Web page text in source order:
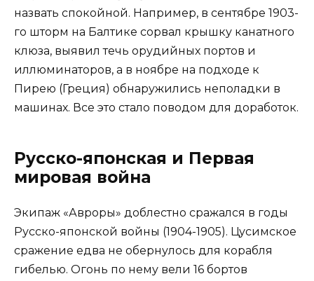
назвать спокойной. Например, в сентябре 1903-
го шторм на Балтике сорвал крышку канатного
клюза, выявил течь орудийных портов и
иллюминаторов, а в ноябре на подходе к
Пирею (Греция) обнаружились неполадки в
машинах. Все это стало поводом для доработок.
Русско-японская и Первая
мировая война
Экипаж «Авроры» доблестно сражался в годы
Русско-японской войны (1904-1905). Цусимское
сражение едва не обернулось для корабля
гибелью. Огонь по нему вели 16 бортов